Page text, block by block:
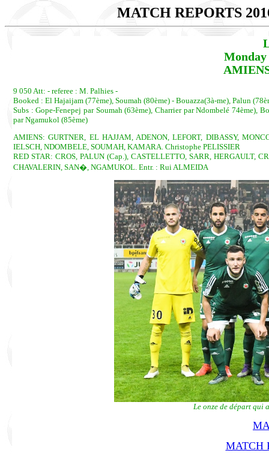
MATCH REPORTS
Monday
9 050 Att: - referee : M. Palhies -
Booked : El Hajaijam (77ème), Soumah (80ème) - Bouazza(3à-me), Palun
Subs : Gope-Fenepej par Soumah (63ème), Charrier par Ndombelé 74ème),
par Ngamukol (85ème)
AMIENS: GURTNER, EL HAJJAM, ADENON, LEFORT, DIBASSY,
IELSCH, NDOMBELE, SOUMAH, KAMARA. Christophe PELISSIER
RED STAR: CROS, PALUN (Cap.), CASTELLETTO, SARR, HERGAULT,
CHAVALERIN, SAN�, NGAMUKOL. Entr. : Rui ALMEIDA
Le onze de départ qui
MATCH